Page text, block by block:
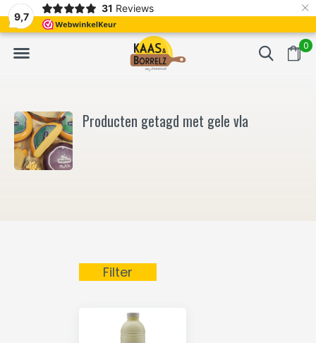
9,7
31 Reviews ×
0
Vers van het mes en gevacumeerd Vaak volgende
Producten getagd met gele vla
Filter